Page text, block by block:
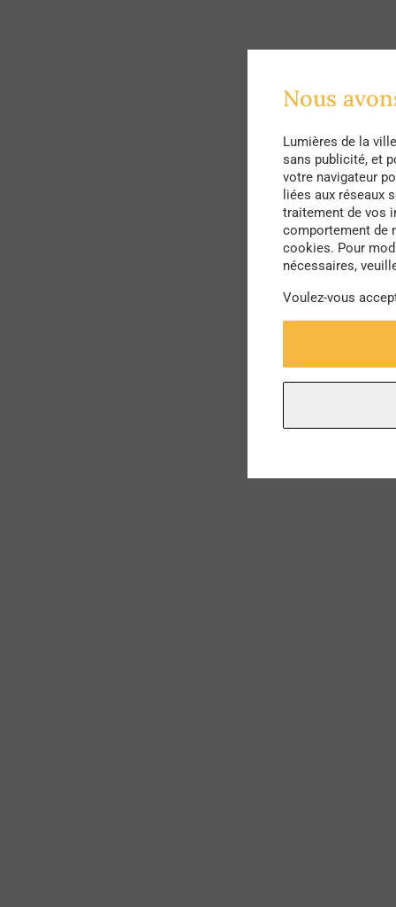
Nous
Lumières de la
sans publicité, et
votre navigateur
liées aux réseaux
traitement de vos
comportement de
cookies. Pour
nécessaires,
Voulez-vous